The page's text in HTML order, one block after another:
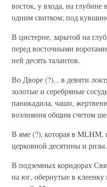
восток, у входа, на
одним свитком; под
В цистерне, зарытой на
перед восточными
ней десять талантов.
Во Дворе (?)... в девяти
золотые и серебряные
паникадила, чаши,
возлияния общим счетом
В яме (?), которая в MLHM,
церковной десятины и
В подземных коридорах
на юг, обернутые в клеенку